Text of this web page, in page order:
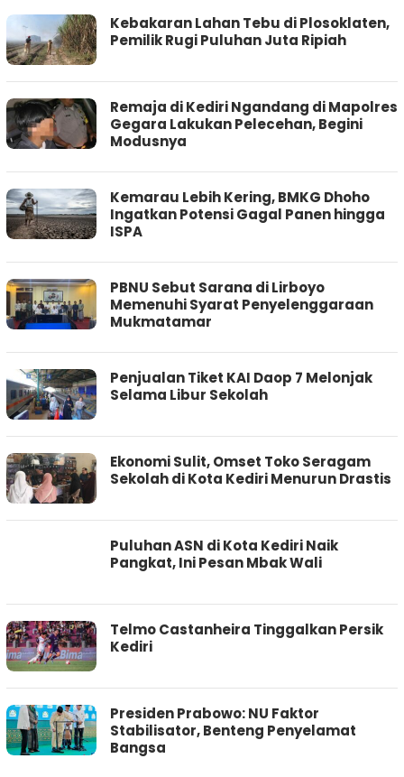
Kebakaran Lahan Tebu di Plosoklaten,
Pemilik Rugi Puluhan Juta Ripiah
Remaja di Kediri Ngandang di Mapolres
Gegara Lakukan Pelecehan, Begini
Modusnya
Kemarau Lebih Kering, BMKG Dhoho
Ingatkan Potensi Gagal Panen hingga
ISPA
PBNU Sebut Sarana di Lirboyo
Memenuhi Syarat Penyelenggaraan
Mukmatamar
Penjualan Tiket KAI Daop 7 Melonjak
Selama Libur Sekolah
Ekonomi Sulit, Omset Toko Seragam
Sekolah di Kota Kediri Menurun Drastis
Puluhan ASN di Kota Kediri Naik
Pangkat, Ini Pesan Mbak Wali
Telmo Castanheira Tinggalkan Persik
Kediri
‎Presiden Prabowo: NU Faktor
Stabilisator, Benteng Penyelamat
Bangsa